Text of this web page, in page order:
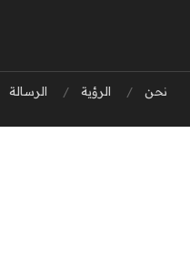
نحن الرؤية الرسالة